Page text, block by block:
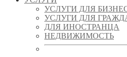
УСЛУГИ ДЛЯ
УСЛУГИ ДЛЯ
ДЛЯ ИНОСТРАНЦА
НЕДВИЖИМОСТЬ